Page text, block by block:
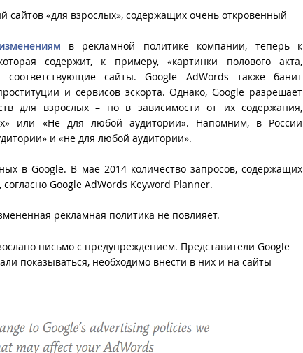
сайтов «для взрослых», содержащих очень откровенный
изменениям в рекламной политике компании, теперь к
содержит, к примеру, «картинки полового акта,
сайты. Google AdWords также банит
и сервисов эскорта. Однако, Google разрешает
для взрослых – но в зависимости от их содержания,
или «Не для любой аудитории». Напомним, в России
и «не для любой аудитории».
в Google. В мае 2014 количество запросов, содержащих
Google AdWords Keyword Planner.
рекламная политика не повлияет.
письмо с предупреждением. Представители Google
показываться, необходимо внести в них и на сайты